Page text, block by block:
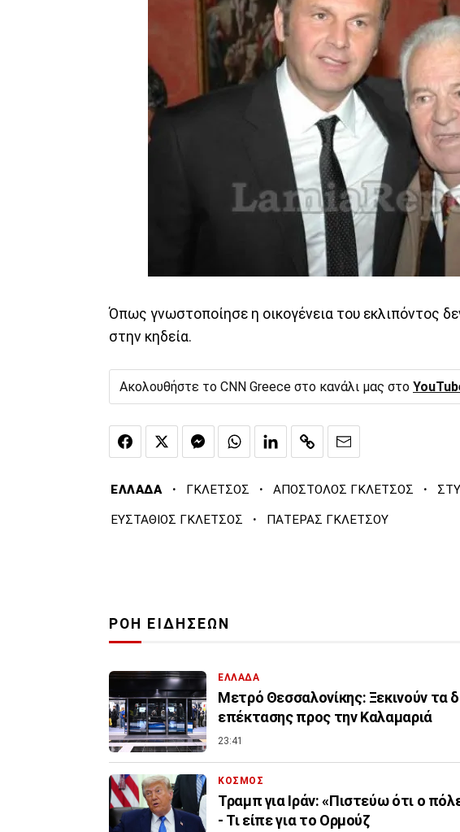
Όπως γνωστοποίησε η οικογένεια του εκλιπόντος
στην κηδεία.
Ακολουθήστε το CNN Greece στο κανάλι μας στο
ΕΛΛΑΔΑ · ΓΚΛΕΤΣΟΣ · ΑΠΟΣΤΟΛΟΣ ΓΚΛΕΤΣΟΣ ·
ΕΥΣΤΑΘΙΟΣ ΓΚΛΕΤΣΟΣ · ΠΑΤΕΡΑΣ ΓΚΛΕΤΣΟΥ
ΡΟΗ ΕΙΔΗΣΕΩΝ
ΕΛΛΑΔΑ
Μετρό Θεσσαλονίκης: Ξεκινούν τα
επέκτασης προς την Καλαμαριά
23:41
ΚΟΣΜΟΣ
Τραμπ για Ιράν: «Πιστεύω ότι ο
- Τι είπε για το Ορμούζ